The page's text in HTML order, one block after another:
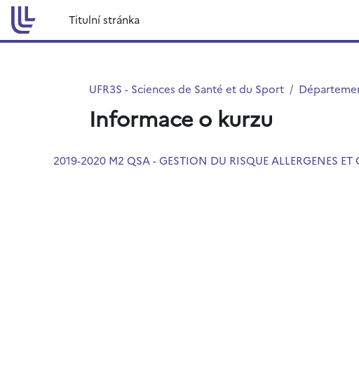
Přejít k hlavnímu obsahu
Titulní stránka
UFR3S - Sciences de Santé et du Sport
Informace o kurzu
2019-2020 M2 QSA - GESTION DU RISQUE ALLERGENES